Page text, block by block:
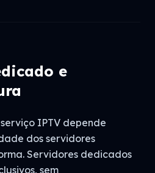
e
IPTV depende
dos servidores
Servidores dedicados
sem